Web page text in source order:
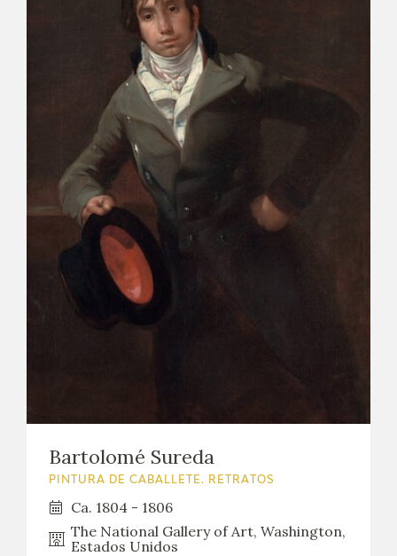
Bartolomé Sureda
PINTURA DE CABALLETE. RETRATOS
Ca. 1804 - 1806
The National Gallery of Art, Washington,
Estados Unidos